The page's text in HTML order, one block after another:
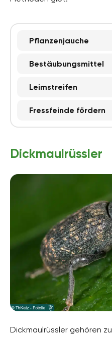
Pflanzenjauche
Bestäubungsmittel
Leimstreifen
Fressfeinde fördern
Dickmaulrüssler
Dickmaulrüssler gehören